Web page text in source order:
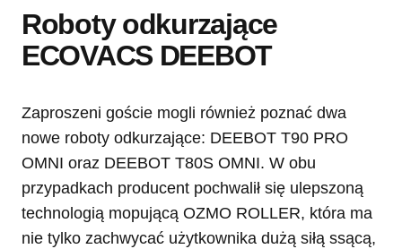
Roboty odkurzające
ECOVACS DEEBOT
Zaproszeni goście mogli również poznać dwa
nowe roboty odkurzające: DEEBOT T90 PRO
OMNI oraz DEEBOT T80S OMNI. W obu
przypadkach producent pochwalił się ulepszoną
technologią mopującą OZMO ROLLER, która ma
nie tylko zachwycać użytkownika dużą siłą ssącą,